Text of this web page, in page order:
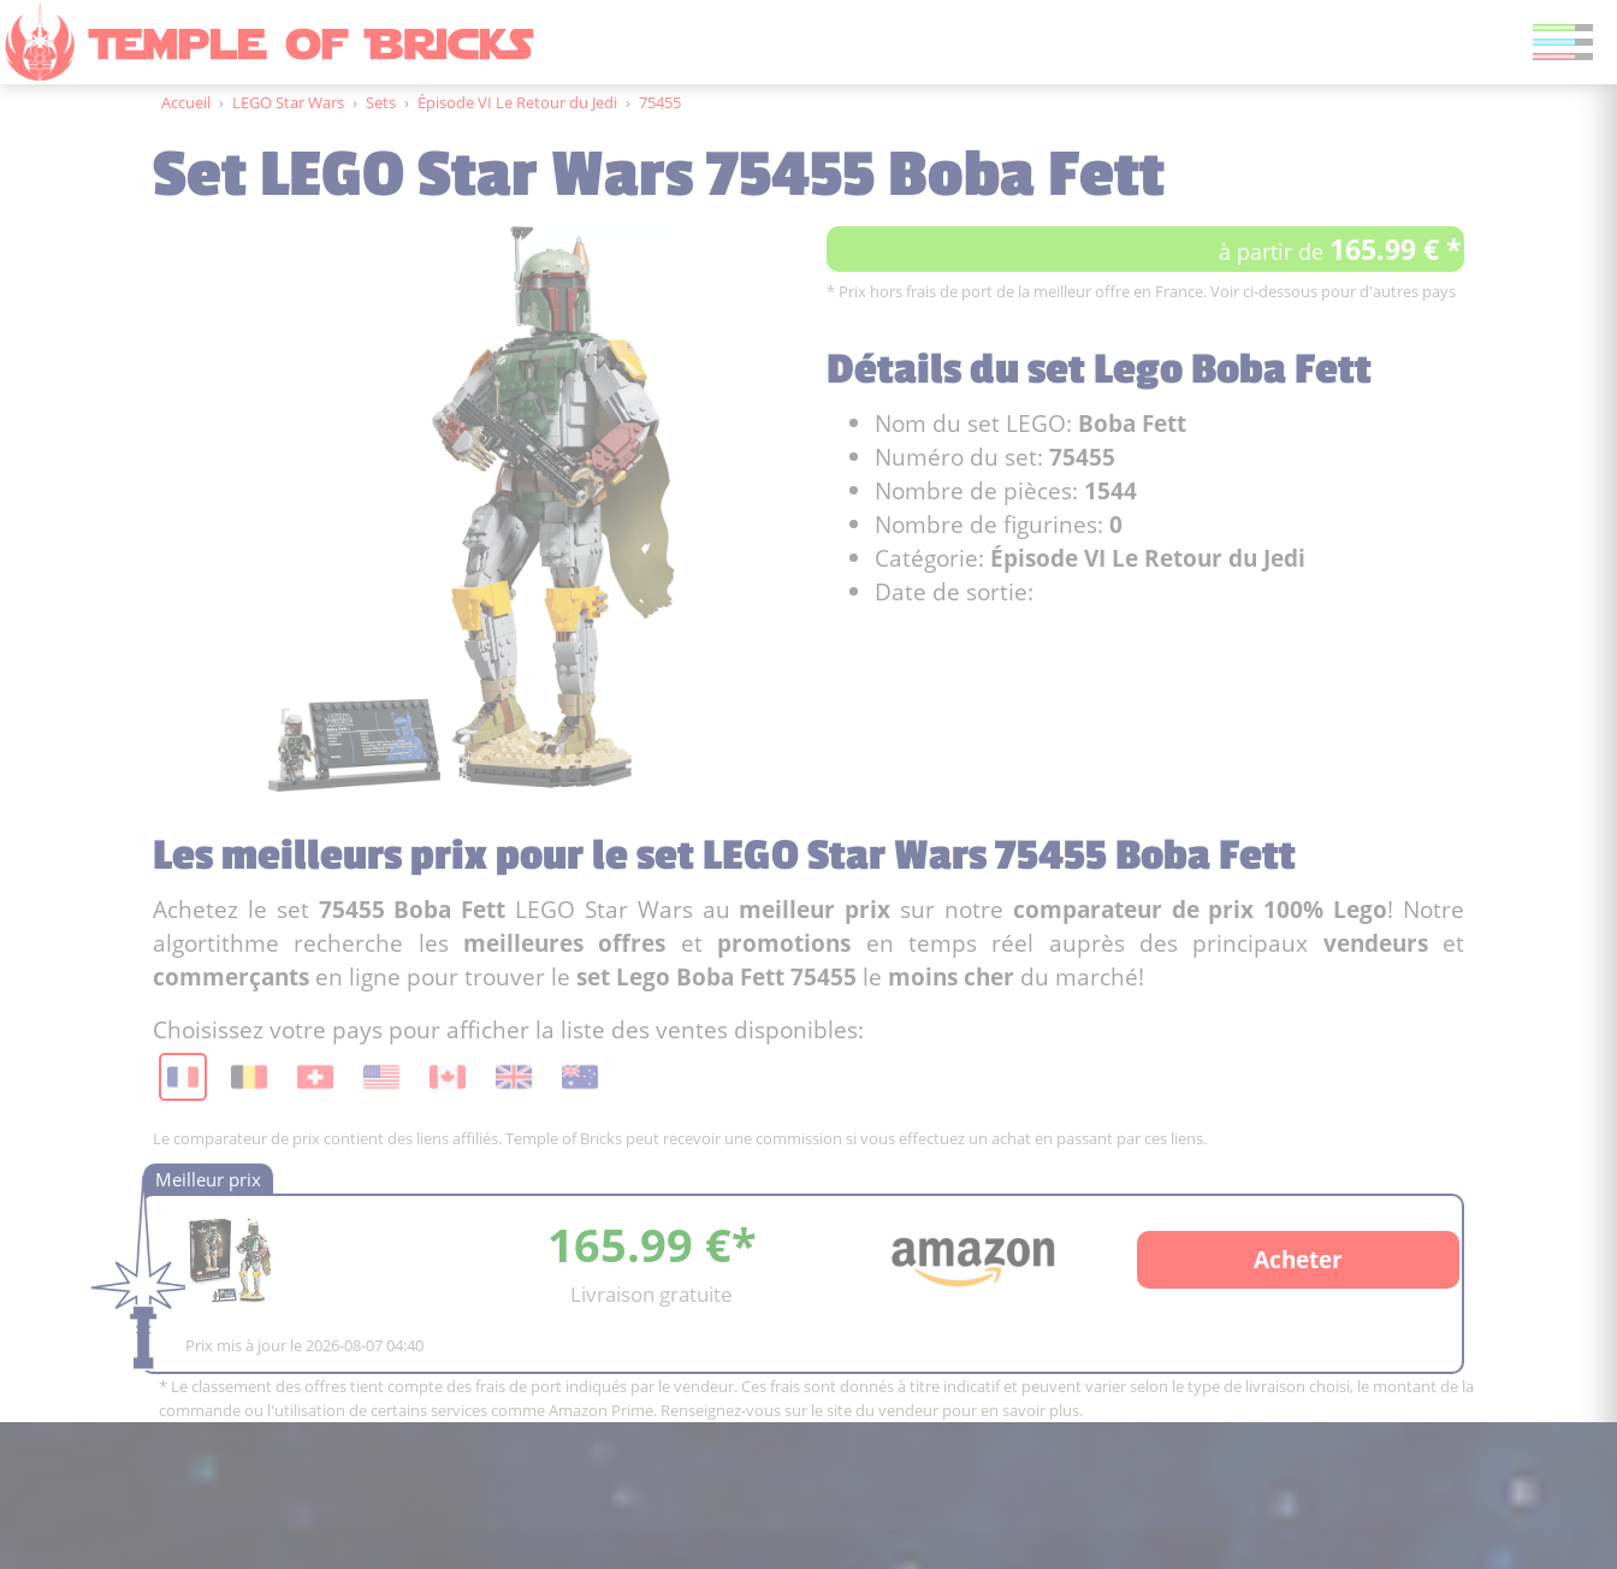
Accueil › LEGO Star Wars › Sets › Épisode VI Le Retour du Jedi › 75455
Set LEGO Star Wars 75455 Boba Fett
à partir de 165.99 € *
* Prix hors frais de port de la meilleur offre en France. Voir ci-dessous pour d'autres pays
Détails du set Lego Boba Fett
Nom du set LEGO: Boba Fett
Numéro du set: 75455
Nombre de pièces: 1544
Nombre de figurines: 0
Catégorie: Épisode VI Le Retour du Jedi
Date de sortie:
Les meilleurs prix pour le set LEGO Star Wars 75455 Boba Fett
Achetez le set 75455 Boba Fett LEGO Star Wars au meilleur prix sur notre comparateur de prix 100% Lego! Notre
algortithme recherche les meilleures offres et promotions en temps réel auprès des principaux vendeurset
commerçants en ligne pour trouver le set Lego Boba Fett 75455 le moins cher du marché!
Choisissez votre pays pour afficher la liste des ventes disponibles:
Le comparateur de prix contient des liens affiliés. Temple of Bricks peut recevoir une commission si vous effectuez un achat en passant par ces liens.
165.99 €*
Livraison gratuite
Acheter
Prix mis à jour le 2026-08-07 04:40
* Le classement des offres tient compte des frais de port indiqués par le vendeur. Ces frais sont donnés à titre indicatif et peuvent varier selon le type de livraison choisi, le montant de la
commande ou l'utilisation de certains services comme Amazon Prime. Renseignez-vous sur le site du vendeur pour en savoir plus.